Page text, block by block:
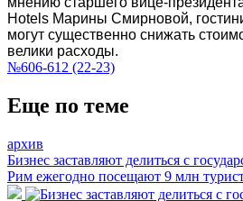
Hotels Марины Смирновой,
могут существенно снижать
велики расходы.
№606-612 (22-23)
Еще по теме
архив
Бизнес заставляют делиться с
Рим ежегодно посещают 9 млн